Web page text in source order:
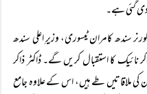
دی گئی ہے۔
سندھ کامران ٹیسوری، وزیرِ اعلی سندھ
نائیک کا استقبال کریں گے۔ ڈاکٹر ذاکر
کی ملاقاتیں طے ہیں، اس کے علاوہ جامع